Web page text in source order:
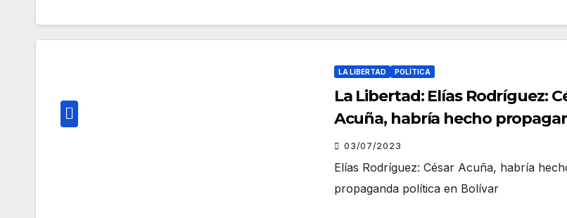
LA LIBERTAD POLÍTICA
La Libertad: Elías Rodríguez:
Acuña, habría hecho
política en Bolívar
03/07/2023
Elías Rodríguez: César Acuña, habría
propaganda política en Bolívar